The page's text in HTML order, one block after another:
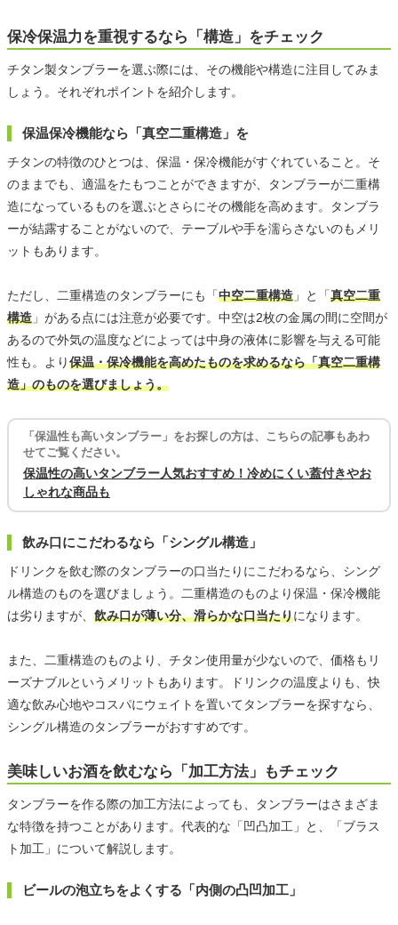
保冷保温力を重視するなら「構造」をチェック
チタン製タンブラーを選ぶ際には、その機能や構造に注目してみま
しょう。それぞれポイントを紹介します。
保温保冷機能なら「真空二重構造」を
チタンの特徴のひとつは、保温・保冷機能がすぐれていること。そ
のままでも、適温をたもつことができますが、タンブラーが二重構
造になっているものを選ぶとさらにその機能を高めます。タンブラ
ーが結露することがないので、テーブルや手を濡らさないのもメリ
ットもあります。
ただし、二重構造のタンブラーにも「中空二重構造 」と「真空二重
構造 」がある点には注意が必要です。中空は2枚の金属の間に空間が
あるので外気の温度などによっては中身の液体に影響を与える可能
性も。より保温・保冷機能を高めたものを求めるなら「真空二重構
造」のものを選びましょう。
「保温性も高いタンブラー」をお探しの方は、こちらの記事もあわ
せてご覧ください。
保温性の高いタンブラー人気おすすめ！冷めにくい蓋付きやお
しゃれな商品も
飲み口にこだわるなら「シングル構造」
ドリンクを飲む際のタンブラーの口当たりにこだわるなら、シング
ル構造のものを選びましょう。二重構造のものより保温・保冷機能
は劣りますが、 飲み口が薄い分、滑らかな口当たりになります。
また、二重構造のものより、チタン使用量が少ないので、価格もリ
ーズナブルというメリットもあります。ドリンクの温度よりも、快
適な飲み心地やコスパにウェイトを置いてタンブラーを探すなら、
シングル構造のタンブラーがおすすめです。
美味しいお酒を飲むなら「加工方法」もチェック
タンブラーを作る際の加工方法によっても、タンブラーはさまざま
な特徴を持つことがあります。代表的な「凹凸加工」と、「ブラス
ト加工」について解説します。
ビールの泡立ちをよくする「内側の凸凹加工」